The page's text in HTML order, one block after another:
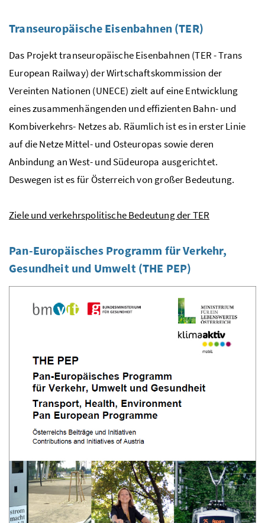
Transeuropäische Eisenbahnen (TER)
Das Projekt transeuropäische Eisenbahnen (TER -Trans
European Railway) der Wirtschaftskommission der
Vereinten Nationen (UNECE) zielt auf eine Entwicklung
eines zusammenhängenden und effizienten Bahn- und
Kombiverkehrs- Netzes ab. Räumlich ist es in erster Linie
auf die Netze Mittel- und Osteuropas sowie deren
Anbindung an West- und Südeuropa ausgerichtet.
Deswegen ist es für Österreich von großer Bedeutung.
Ziele und verkehrspolitische Bedeutung der TER
Pan-Europäisches Programm für Verkehr,
Gesundheit und Umwelt (THE PEP)